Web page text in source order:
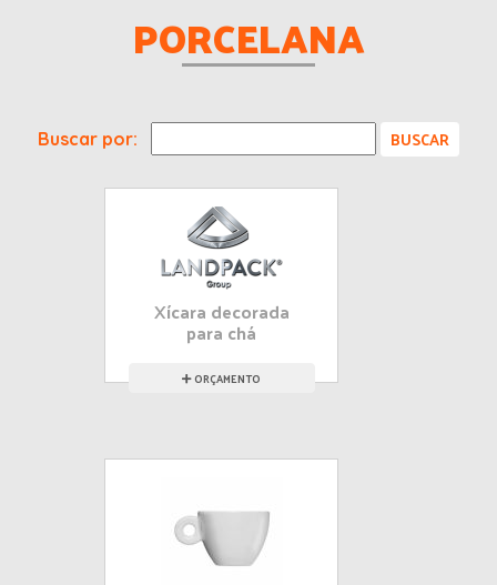
PORCELANA
Buscar por:
Xícara decorada
para chá
ORÇAMENTO